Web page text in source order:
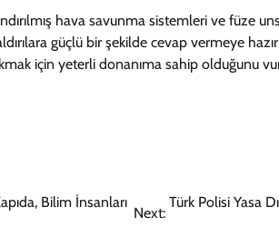
hava savunma sistemleri ve füze
güçlü bir şekilde cevap vermeye
için yeterli donanıma sahip olduğunu
Bilim İnsanları
Next:
Türk Polisi Yasa